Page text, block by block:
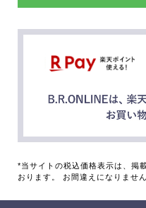
*当サイトの税込価格表示は、掲
おります。 お間違えになりませ